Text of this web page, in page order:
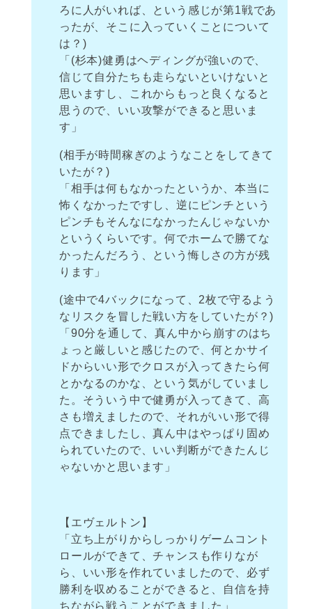
ろに人がいれば、という感じが第1戦であ
ったが、そこに入っていくことについて
は？)
「(杉本)健勇はヘディングが強いので、
信じて自分たちも走らないといけないと
思いますし、これからもっと良くなると
思うので、いい攻撃ができると思いま
す」
(相手が時間稼ぎのようなことをしてきて
いたが？)
「相手は何もなかったというか、本当に
怖くなかったですし、逆にピンチという
ピンチもそんなになかったんじゃないか
というくらいです。何でホームで勝てな
かったんだろう、という悔しさの方が残
ります」
(途中で4バックになって、2枚で守るよう
なリスクを冒した戦い方をしていたが？)
「90分を通して、真ん中から崩すのはち
ょっと厳しいと感じたので、何とかサイ
ドからいい形でクロスが入ってきたら何
とかなるのかな、という気がしていまし
た。そういう中で健勇が入ってきて、高
さも増えましたので、それがいい形で得
点できましたし、真ん中はやっぱり固め
られていたので、いい判断ができたんじ
ゃないかと思います」
【エヴェルトン】
「立ち上がりからしっかりゲームコント
ロールができて、チャンスも作りなが
ら、いい形を作れていましたので、必ず
勝利を収めることができると、自信を持
ちながら戦うことができました」